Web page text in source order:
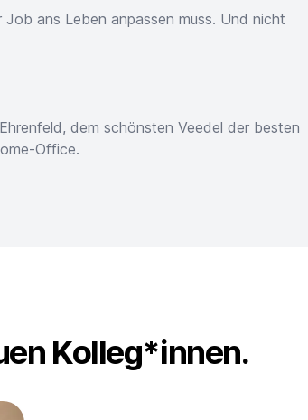
Job ans Leben anpassen muss. Und nicht
dem schönsten Veedel der besten
Office.
Kolleg*innen.